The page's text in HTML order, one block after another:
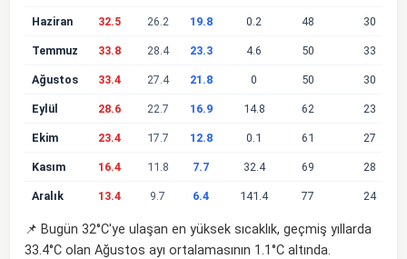
Haziran 32.5 26.2 19.8 0.2 48 30
Temmuz 33.8 28.4 23.3 4.6 50 33
Ağustos 33.4 27.4 21.8 0 50 30
Eylül 28.6 22.7 16.9 14.8 62 23
Ekim 23.4 17.7 12.8 0.1 61 27
Kasım 16.4 11.8 7.7 32.4 69 28
Aralık 13.4 9.7 6.4 141.4 77 24
📌 Bugün 32°C'ye ulaşan en yüksek sıcaklık, geçmiş yıllarda
33.4°C olan Ağustos ayı ortalamasının 1.1°C altında.